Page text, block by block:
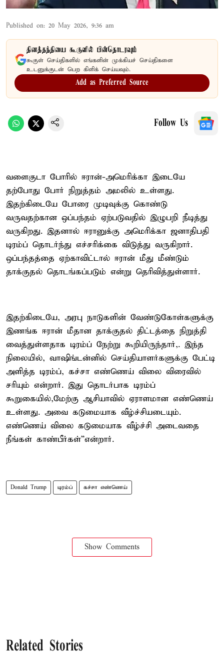
Published on: 20 May 2026, 9:36 am
தினத்தந்தியை கூகுளில் பின்தொடரவும்
கூகுள் செய்திகளில் எங்களின் முக்கியச் செய்திகளை
உடனுக்குடன் பெற கிளிக் செய்யவும்.
Add as Preferred Source
Follow Us
வளைகுடா போரில் ஈரான்-அமெரிக்கா இடையே
தற்போது போர் நிறுத்தம் அமலில் உள்ளது.
இதற்கிடையே போரை முடிவுக்கு கொண்டு
வருவதற்கான ஒப்பந்தம் ஏற்படுவதில் இழுபறி நீடித்து
வருகிறது. இதனால் ஈரானுக்கு அமெரிக்கா ஜனாதிபதி
டிரம்ப் தொடர்ந்து எச்சரிக்கை விடுத்து வருகிறார்.
ஒப்பந்தத்தை ஏற்காவிட்டால் ஈரான் மீது மீண்டும்
தாக்குதல் தொடங்கப்படும் என்று தெரிவித்துள்ளார்.
இதற்கிடையே, அரபு நாடுகளின் வேண்டுகோள்களுக்கு
இணங்க ஈரான் மீதான தாக்குதல் திட்டத்தை நிறுத்தி
வைத்துள்ளதாக டிரம்ப் நேற்று கூறியிருந்தார்,. இந்த
நிலையில், வாஷிங்டன்னில் செய்தியாளர்களுக்கு பேட்டி
அளித்த டிரம்ப், கச்சா எண்ணெய் விலை விரைவில்
சரியும் என்றார். இது தொடர்பாக டிரம்ப்
கூறுகையில்,மேற்கு ஆசியாவில் ஏராளமான எண்ணெய்
உள்ளது. அவை கடுமையாக வீழ்ச்சியடையும்.
எண்ணெய் விலை கடுமையாக வீழ்ச்சி அடைவதை
நீங்கள் காண்பீர்கள்”என்றார்.
Donald Trump டிரம்ப் கச்சா எண்ணெய்
Show Comments
Related Stories